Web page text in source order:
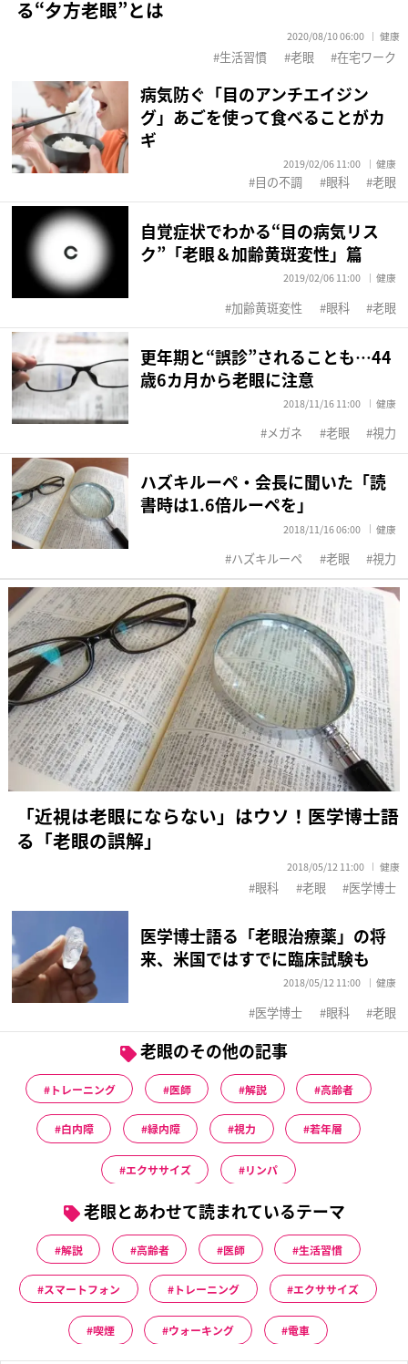
る“夕方老眼”とは
2020/08/10 06:00 健康
生活習慣 老眼 在宅ワーク
病気防ぐ「目のアンチエイジン
グ」あごを使って食べることがカ
ギ
2019/02/06 11:00 健康
目の不調 眼科 老眼
自覚症状でわかる“目の病気リス
ク”「老眼＆加齢黄斑変性」篇
2019/02/06 11:00 健康
加齢黄斑変性 眼科 老眼
更年期と“誤診”されることも…44
歳6カ月から老眼に注意
2018/11/16 11:00 健康
メガネ 老眼 視力
ハズキルーペ・会長に聞いた「読
書時は1.6倍ルーペを」
2018/11/16 06:00 健康
ハズキルーペ 老眼 視力
「近視は老眼にならない」はウソ！医学博士語
る「老眼の誤解」
2018/05/12 11:00 健康
眼科 老眼 医学博士
医学博士語る「老眼治療薬」の将
来、米国ではすでに臨床試験も
2018/05/12 11:00 健康
医学博士 眼科 老眼
老眼のその他の記事
トレーニング 医師 解説 高齢者
白内障 緑内障 視力 若年層
エクササイズ リンパ
老眼とあわせて読まれているテーマ
解説 高齢者 医師 生活習慣
スマートフォン トレーニング エクササイズ
喫煙 ウォーキング 電車